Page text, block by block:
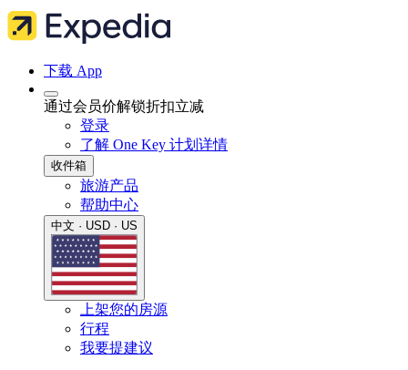
下载 App
通过会员价解锁折扣立减
登录
了解 One Key 计划详情
收件箱
旅游产品
帮助中心
中文 · USD · US
上架您的房源
行程
我要提建议